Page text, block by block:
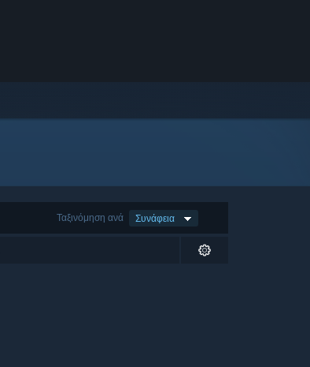
Ταξινόμηση ανά Συνάφεια